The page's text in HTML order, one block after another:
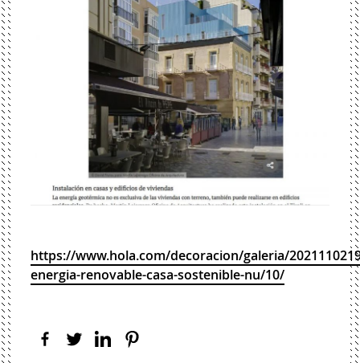
https://www.hola.com/decoracion/galeria/
energia-renovable-casa-sostenible-nu/10/